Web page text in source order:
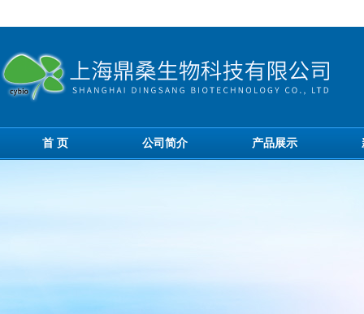
首 页 公司简介 产品展示